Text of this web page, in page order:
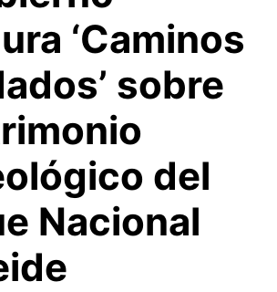
‘Caminos
sobre
del
Nacional